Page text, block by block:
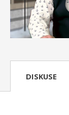
DISKUSE